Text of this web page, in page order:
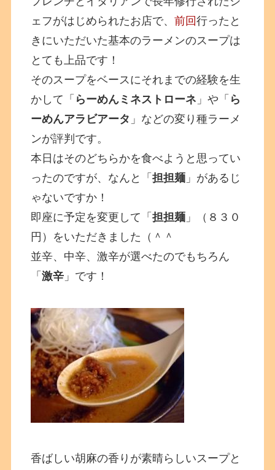
ェフがはじめられたお店で、前回行ったと
きにいただいた基本のラーメンのスープは
とても上品です！
そのスープをベースにそれまでの経験を生
かして「 らーめんミネストローネ 」や「 ら
ーめんアラビアータ 」などの変り種ラーメ
ンが評判です。
本日はそのどちらかを食べようと思ってい
ったのですが、なんと「担担麺 」があるじ
ゃないですか！
即座に予定を変更して「担担麺 」（８３０
円）をいただきました（＾＾
並辛、中辛、激辛が選べたのでもちろん
「激辛 」です！
香ばしい胡麻の香りが素晴らしいスープと